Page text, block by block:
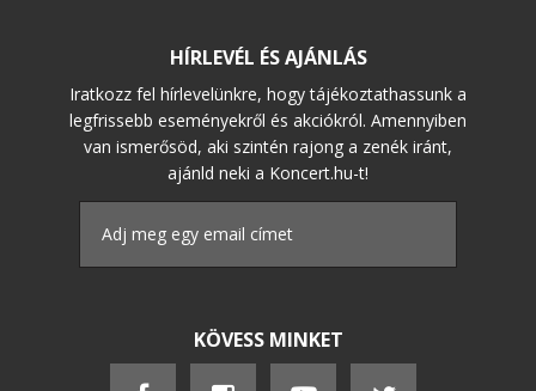
HÍRLEVÉL ÉS AJÁNLÁS
Iratkozz fel hírlevelünkre, hogy tájékoztathassunk a
legfrissebb eseményekről és akciókról. Amennyiben
van ismerősöd, aki szintén rajong a zenék iránt,
ajánld neki a Koncert.hu-t!
KÖVESS MINKET